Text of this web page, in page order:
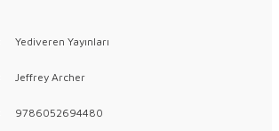
Yediveren Yayınları
Jeffrey Archer
9786052694480